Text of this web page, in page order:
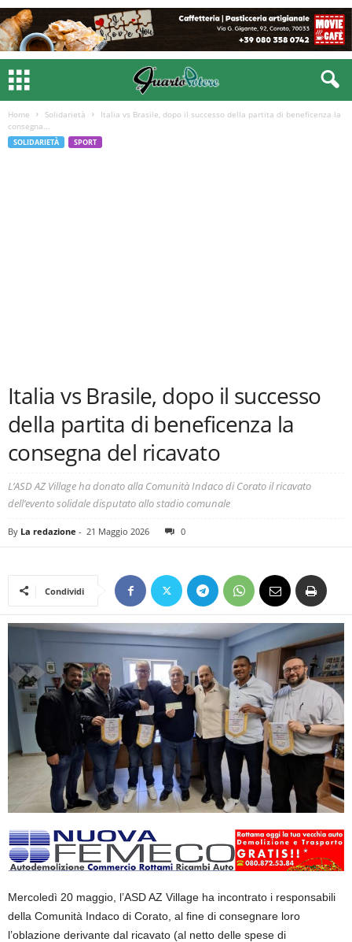
Home Solidarietà
Italia vs Brasile, dopo il successo della partita di beneficenza la
consegna...
SOLIDARIETÀ SPORT
Italia vs Brasile, dopo il successo
della partita di beneficenza la
consegna del ricavato
L’ASD AZ Village ha donato alla Comunità Indaco di Corato il ricavato
dell’evento solidale disputato allo stadio comunale
By La redazione - 21 Maggio 2026 0
Condividi
Mercoledì 20 maggio, l’ASD AZ Village ha incontrato i responsabili
della Comunità Indaco di Corato, al fine di consegnare loro
l’oblazione derivante dal ricavato (al netto delle spese di